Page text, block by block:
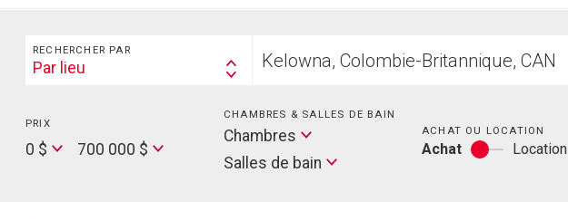
Rechercher
RECHERCHER PAR
Search
Par lieu
votre
PRIX
Price
0 $
Max
700 000 $
CHAMBRES & SALLES DE BAIN
Chambres
bain
Salles de bain
ACHAT OU LOCATION
Achat
Achat
Location